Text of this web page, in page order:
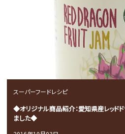
スーパーフードレシピ
◆オリジナル商品紹介：愛知県産レッド
ました◆